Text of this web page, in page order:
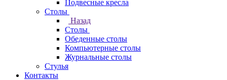
Подвесные кресла
Столы
Назад
Столы
Обеденные столы
Компьютерные столы
Журнальные столы
Стулья
Контакты